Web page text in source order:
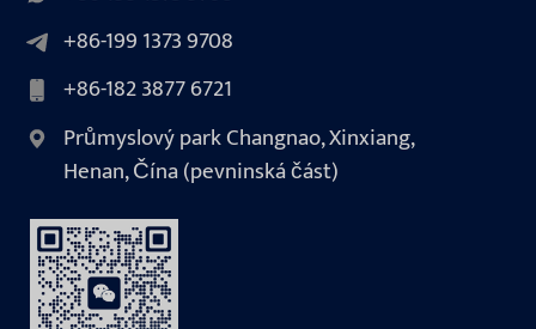
+86-199 1373 9708
+86-182 3877 6721
Průmyslový park Changnao, Xinxiang,
Henan, Čína (pevninská část)